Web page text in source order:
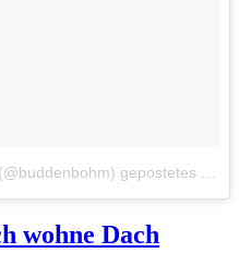
Ein von maximilian buddenbohm (@buddenbohm) gepostetes Foto
wohne Dach